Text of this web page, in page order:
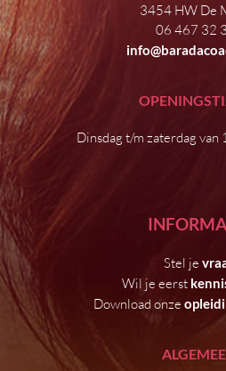
3454 HW De
06 467 32
Dinsdag t/m zaterdag
Stel je
Wil je eerst
Download onze